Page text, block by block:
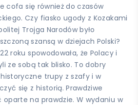
cofa się również do czasów
Czy fiasko ugody z Kozakami
Trojga Narodów było
szansą w dziejach Polski?
roku spowodowała, że Polacy i
ze sobą tak blisko. To dobry
trupy z szafy i w
się z historią. Prawdziwe
na prawdzie. W wydaniu w